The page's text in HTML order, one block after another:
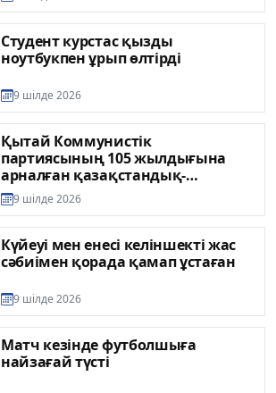
Студент курстас қызды
ноутбукпен ұрып өлтірді
9 шілде 2026
Қытай Коммунистік
партиясының 105 жылдығына
арналған қазақстандық-
қытайлық семинар өтті
9 шілде 2026
Күйеуі мен енесі келіншекті жас
сәбиімен қорада қамап ұстаған
9 шілде 2026
Матч кезінде футболшыға
найзағай түсті